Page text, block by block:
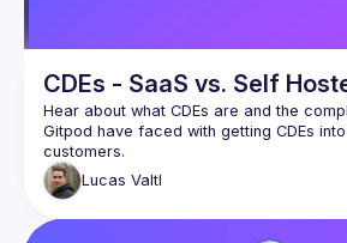
CDEs - SaaS vs. Self
Hear about what CDEs are and the
Gitpod have faced with getting CDEs
Lucas Valtl